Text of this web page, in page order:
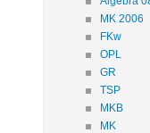
MK 2006
FKw
OPL
GR
TSP
MKB
MK